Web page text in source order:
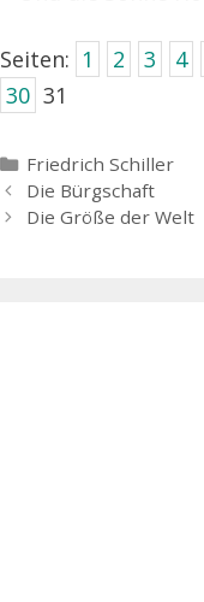
Seiten: 1 2 3 4
30 31
Kategorien
Friedrich Schiller
Die Bürgschaft
Die Größe der Welt